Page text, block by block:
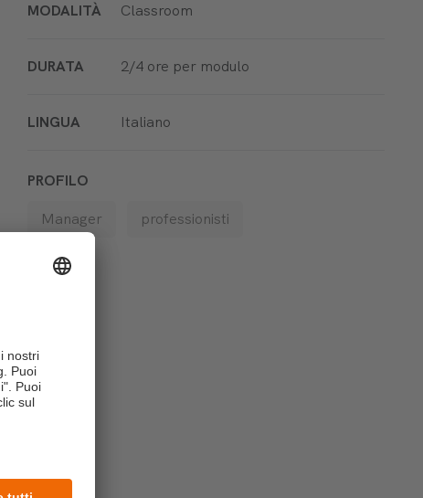
MODALITÀ Classroom
DURATA 2/4 ore per modulo
LINGUA Italiano
PROFILO
Manager
professionisti